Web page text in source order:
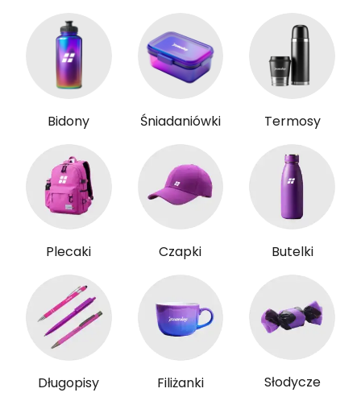
Bidony Śniadaniówki Termosy
Plecaki Czapki Butelki
Długopisy Filiżanki Słodycze